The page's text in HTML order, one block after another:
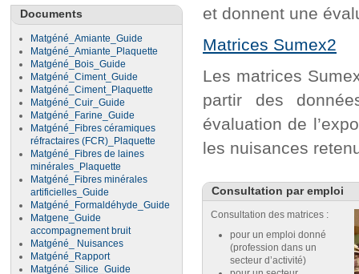
Documents
Matgéné_Amiante_Guide
Matgéné_Amiante_Plaquette
Matgéné_Bois_Guide
Matgéné_Ciment_Guide
Matgéné_Ciment_Plaquette
Matgéné_Cuir_Guide
Matgéné_Farine_Guide
Matgéné_Fibres céramiques
réfractaires (FCR)_Plaquette
Matgéné_Fibres de laines
minérales_Plaquette
Matgéné_Fibres minérales
artificielles_Guide
Matgéné_Formaldéhyde_Guide
Matgene_Guide
accompagnement bruit
Matgéné_ Nuisances
Matgéné_Rapport
Matgéné_Silice_Guide
et donnent une
Matrices Sumex2
Les matrices
partir des
évaluation de
les nuisances
Consultation par emploi
Consultation des matrices :
pour un emploi donné
(profession dans un
secteur d’activité)